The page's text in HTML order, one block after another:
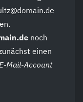
noch
einen
Mail-Account